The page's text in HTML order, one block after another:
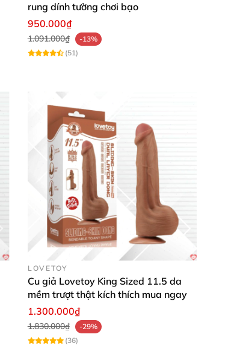
rung dính tường chơi bạo
950.000₫
1.091.000₫
-13%
(51)
LOVETOY
Cu giả Lovetoy King Sized 11.5 da
mềm trượt thật kích thích mua ngay
1.300.000₫
1.830.000₫
-29%
(36)